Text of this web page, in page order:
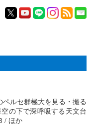
ペルセ群極大を見る・撮る
の下で深呼吸する天文台
/ ほか